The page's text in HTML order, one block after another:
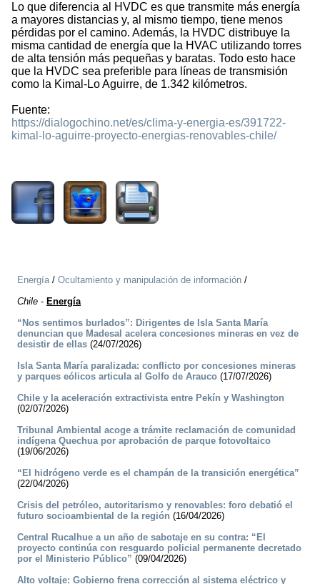
Lo que diferencia al HVDC es que transmite más energía
a mayores distancias y, al mismo tiempo, tiene menos
pérdidas por el camino. Además, la HVDC distribuye la
misma cantidad de energía que la HVAC utilizando torres
de alta tensión más pequeñas y baratas. Todo esto hace
que la HVDC sea preferible para líneas de transmisión
como la Kimal-Lo Aguirre, de 1.342 kilómetros.
Fuente:
https://dialogochino.net/es/clima-y-energia-es/391722-
kimal-lo-aguirre-proyecto-energias-renovables-chile/
Energía/ Ocultamiento y manipulación de información /
Chile - Energía
“Nos sentimos burlados”: Dirigentes de Isla Santa María
denuncian que Madesal acelera concesiones mineras en vez de
desistir de ellas (24/07/2026)
Isla Santa María paralizada: conflicto por concesiones mineras
y parques eólicos articula al Golfo de Arauco (17/07/2026)
Chile y la aceleración extractivista entre Pekín y Washington
(02/07/2026)
Tribunal Ambiental acoge a trámite reclamación de comunidad
indígena Quechua por aprobación de parque fotovoltaico
(19/06/2026)
“El hidrógeno verde es el champán de la transición energética”
(22/04/2026)
Crisis del petróleo, autoritarismo y renovables: foro debatió el
futuro socioambiental de la región (16/04/2026)
Central Rucalhue a un año de sabotaje en su contra: “El
proyecto continúa con resguardo policial permanente decretado
por el Ministerio Público” (09/04/2026)
Alto voltaje: Gobierno frena corrección al sistema eléctrico y